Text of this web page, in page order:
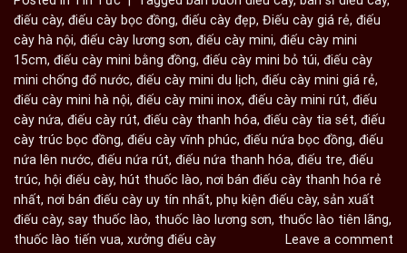
điếu cày, điếu cày bọc đồng, điếu cày đẹp, Điếu cày giá rẻ, điếu
cày hà nội, điếu cày lương sơn, điếu cày mini, điếu cày mini
15cm, điếu cày mini bằng đồng, điếu cày mini bỏ túi, điếu cày
mini chống đổ nước, điếu cày mini du lịch, điếu cày mini giá rẻ,
điếu cày mini hà nội, điếu cày mini inox, điếu cày mini rút, điếu
cày nứa, điếu cày rút, điếu cày thanh hóa, điếu cày tia sét, điếu
cày trúc bọc đồng, điếu cày vĩnh phúc, điếu nứa bọc đồng, điếu
nứa lên nước, điếu nứa rút, điếu nứa thanh hóa, điếu tre, điếu
trúc, hội điếu cày, hút thuốc lào, nơi bán điếu cày thanh hóa rẻ
nhất, nơi bán điếu cày uy tín nhất, phụ kiện điếu cày, sản xuất
điếu cày, say thuốc lào, thuốc lào lương sơn, thuốc lào tiên lãng,
thuốc lào tiến vua, xưởng điếu cày Leave a comment